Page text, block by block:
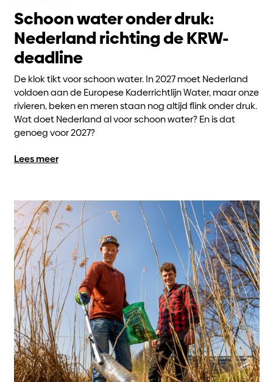
Schoon water onder druk:
Nederland richting de KRW-
deadline
De klok tikt voor schoon water. In 2027 moet Nederland
voldoen aan de Europese Kaderrichtlijn Water, maar onze
rivieren, beken en meren staan nog altijd flink onder druk.
Wat doet Nederland al voor schoon water? En is dat
genoeg voor 2027?
Lees meer